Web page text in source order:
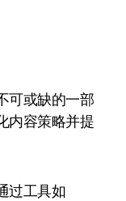
内容策略并提
过工具如